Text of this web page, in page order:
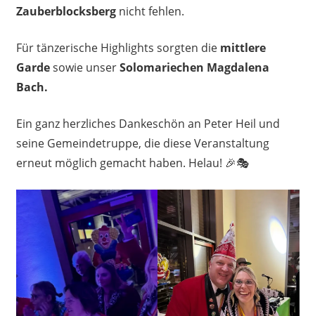
Zauberblocksberg nicht fehlen.
Für tänzerische Highlights sorgten die mittlere
Garde sowie unser Solomariechen Magdalena
Bach.
Ein ganz herzliches Dankeschön an Peter Heil und
seine Gemeindetruppe, die diese Veranstaltung
erneut möglich gemacht haben. Helau! 🎉🎭